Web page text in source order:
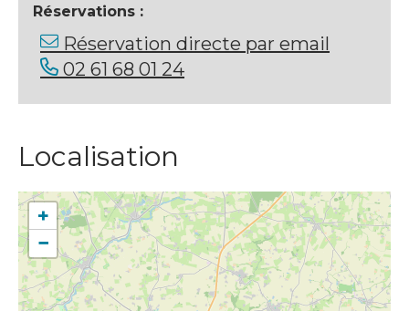
Réservations :
Réservation directe par email
02 61 68 01 24
Localisation
+
−